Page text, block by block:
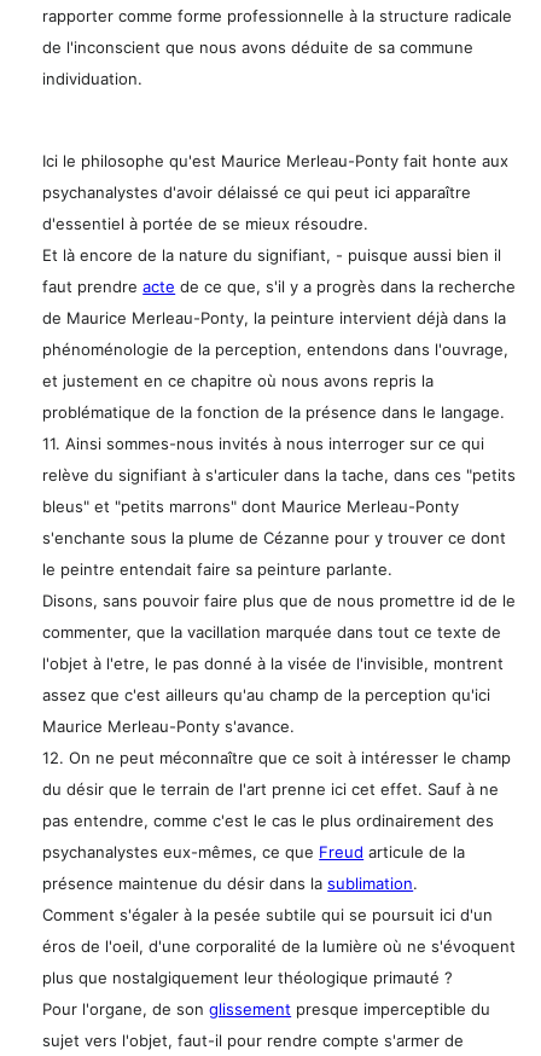
rapporter comme forme professionnelle à la structure radicale
de l'inconscient que nous avons déduite de sa commune
individuation.
Ici le philosophe qu'est Maurice Merleau-Ponty fait honte aux
psychanalystes d'avoir délaissé ce qui peut ici apparaître
d'essentiel à portée de se mieux résoudre.
Et là encore de la nature du signifiant, - puisque aussi bien il
faut prendreacte de ce que, s'il y a progrès dans la recherche
de Maurice Merleau-Ponty, la peinture intervient déjà dans la
phénoménologie de la perception, entendons dans l'ouvrage,
et justement en ce chapitre où nous avons repris la
problématique de la fonction de la présence dans le langage.
11. Ainsi sommes-nous invités à nous interroger sur ce qui
relève du signifiant à s'articuler dans la tache, dans ces "petits
bleus" et "petits marrons" dont Maurice Merleau-Ponty
s'enchante sous la plume de Cézanne pour y trouver ce dont
le peintre entendait faire sa peinture parlante.
Disons, sans pouvoir faire plus que de nous promettre id de le
commenter, que la vacillation marquée dans tout ce texte de
l'objet à l'etre, le pas donné à la visée de l'invisible, montrent
assez que c'est ailleurs qu'au champ de la perception qu'ici
Maurice Merleau-Ponty s'avance.
12. On ne peut méconnaître que ce soit à intéresser le champ
du désir que le terrain de l'art prenne ici cet effet. Sauf à ne
pas entendre, comme c'est le cas le plus ordinairement des
psychanalystes eux-mêmes, ce que Freud articule de la
présence maintenue du désir dans lasublimation.
Comment s'égaler à la pesée subtile qui se poursuit ici d'un
éros de l'oeil, d'une corporalité de la lumière où ne s'évoquent
plus que nostalgiquement leur théologique primauté ?
Pour l'organe, de songlissement presque imperceptible du
sujet vers l'objet, faut-il pour rendre compte s'armer de